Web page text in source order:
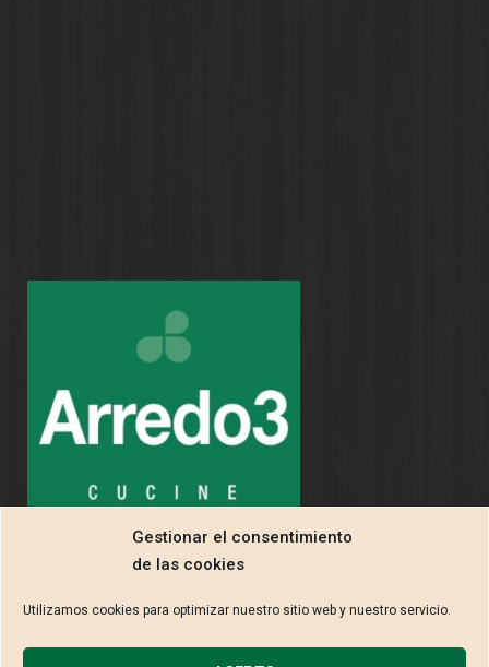
Gestionar el consentimiento
de las cookies
Utilizamos cookies para optimizar nuestro sitio web y nuestro servicio.